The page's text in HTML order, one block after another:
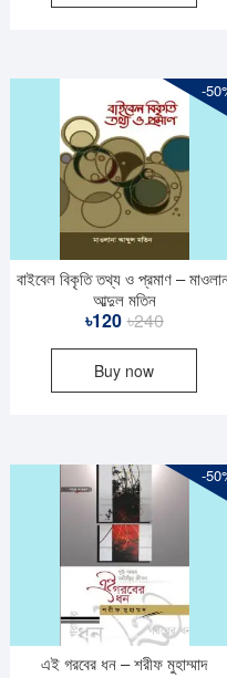
৳70.
৳35.
-
বাইবেল বিকৃতি তথ্য ও প্রমাণ –
আব্দুল মতিন
৳240Original
price
৳240.
৳120
Current
price
৳120.
Buy now
-
এই গরবের ধন – শরীফ মুহাম্মাদ